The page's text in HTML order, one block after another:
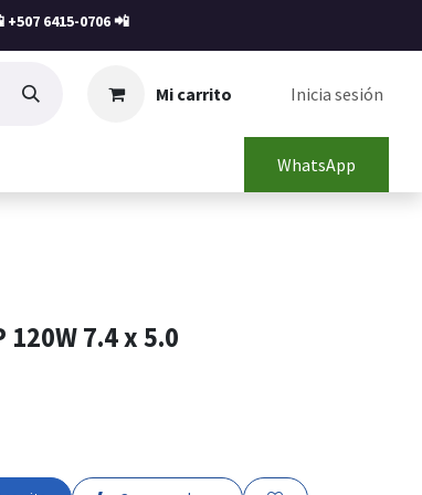
+507 6415-0706📲
Mi carrito Inicia sesión
WhatsApp
7.4 x 5.0